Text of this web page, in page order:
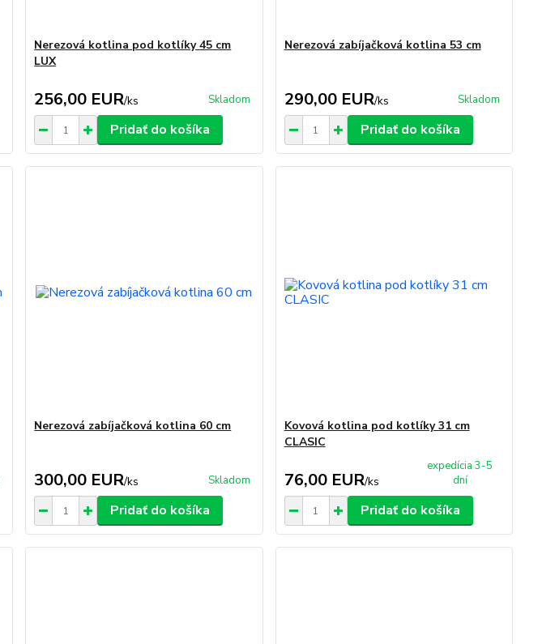
Nerezová kotlina pod kotlíky 45 cm
LUX
256,00 EUR/ks Skladom
Pridať do košíka
Nerezová zabíjačková kotlina 53 cm
290,00 EUR/ks Skladom
Pridať do košíka
Nerezová zabíjačková kotlina 60 cm
300,00 EUR/ks Skladom
Pridať do košíka
Kovová kotlina pod kotlíky 31 cm
CLASIC
76,00 EUR/ks
expedícia 3-5
dní
Pridať do košíka